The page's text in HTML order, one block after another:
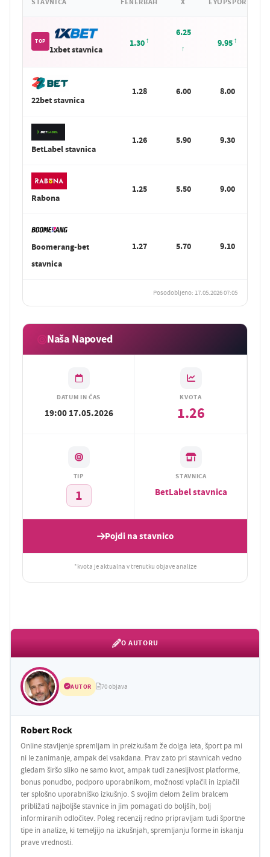
TOP
1xbet stavnica
1.30
6.25
9.95
22bet stavnica
1.28 6.00 8.00
BetLabel stavnica
1.26 5.90 9.30
Rabona
1.25 5.50 9.00
Boomerang-bet
stavnica
1.27 5.70 9.10
Posodobljeno: 17.05.2026 07:05
Naša Napoved
DATUM IN ČAS
19:00 17.05.2026
KVOTA
1.26
TIP
1
STAVNICA
BetLabel stavnica
Pojdi na stavnico
*kvota je aktualna v trenutku objave analize
O AUTORU
AUTOR 70 objava
Robert Rock
Online stavljenje spremljam in preizkušam že dolga leta, šport pa mi
ni le zanimanje, ampak del vsakdana. Prav zato pri stavnicah vedno
gledam širšo sliko ne samo kvot, ampak tudi zanesljivost platforme,
bonus ponudbo, podporo uporabnikom, možnosti vplačil in izplačil
ter splošno uporabniško izkušnjo. S svojim delom želim bralcem
približati najboljše stavnice in jim pomagati do boljših, bolj
informiranih odločitev. Poleg recenzij redno pripravljam tudi športne
tipe in analize, ki temeljijo na izkušnjah, spremljanju forme in iskanju
prave vrednosti.